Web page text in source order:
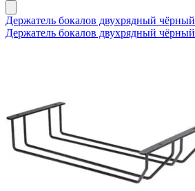
Держатель бокалов двухрядный чёрный
Держатель бокалов двухрядный чёрный